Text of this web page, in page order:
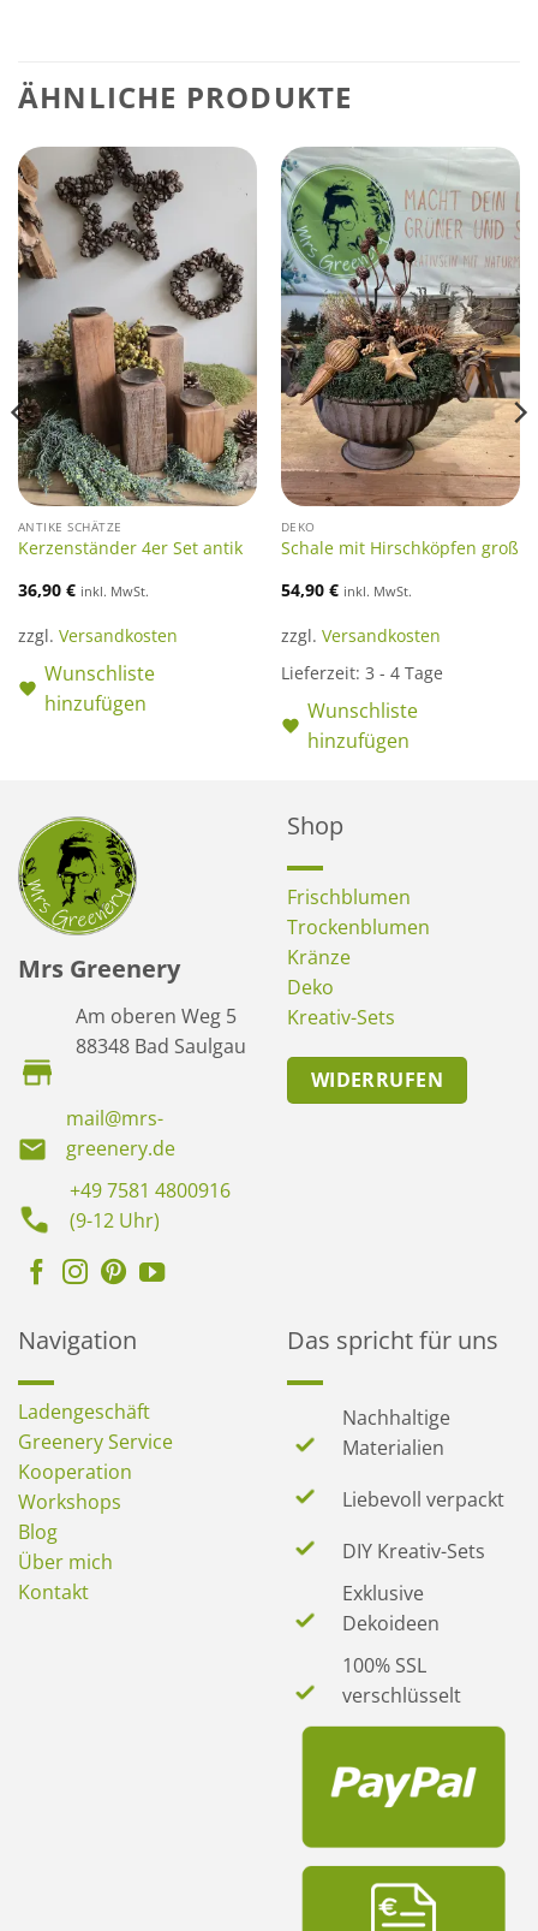
ÄHNLICHE PRODUKTE
ANTIKE SCHÄTZE
Kerzenständer 4er Set antik
36,90 € inkl. MwSt.
zzgl. Versandkosten
Wunschliste
hinzufügen
DEKO
Schale mit Hirschköpfen groß
54,90 € inkl. MwSt.
zzgl. Versandkosten
Lieferzeit: 3 - 4 Tage
Wunschliste
hinzufügen
Mrs Greenery
Am oberen Weg 5
88348 Bad Saulgau
mail@mrs-
greenery.de
+49 7581 4800916
(9-12 Uhr)
Shop
Frischblumen
Trockenblumen
Kränze
Deko
Kreativ-Sets
WIDERRUFEN
Navigation
Ladengeschäft
Greenery Service
Kooperation
Workshops
Blog
Über mich
Kontakt
Das spricht für uns
Nachhaltige
Materialien
Liebevoll verpackt
DIY Kreativ-Sets
Exklusive
Dekoideen
100% SSL
verschlüsselt